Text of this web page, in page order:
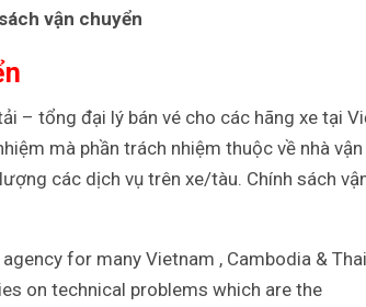
vận chuyển
– tổng đại lý bán vé cho các hãng xe tại
mà phần trách nhiệm thuộc về nhà
các dịch vụ trên xe/tàu. Chính sách
for many Vietnam , Cambodia & Thai
on technical problems which are the